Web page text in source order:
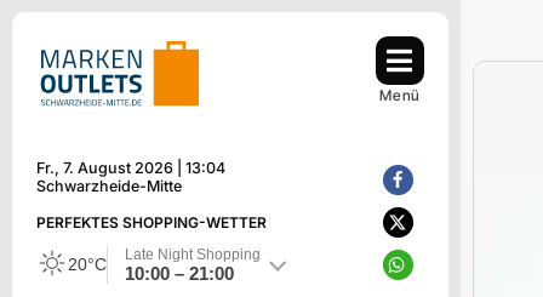
Zum
Inhalt
springen
Menü
Fr., 7. August 2026 | 13:04
Schwarzheide-Mitte
PERFEKTES SHOPPING-WETTER
20°C
Late Night Shopping
10:00 – 21:00